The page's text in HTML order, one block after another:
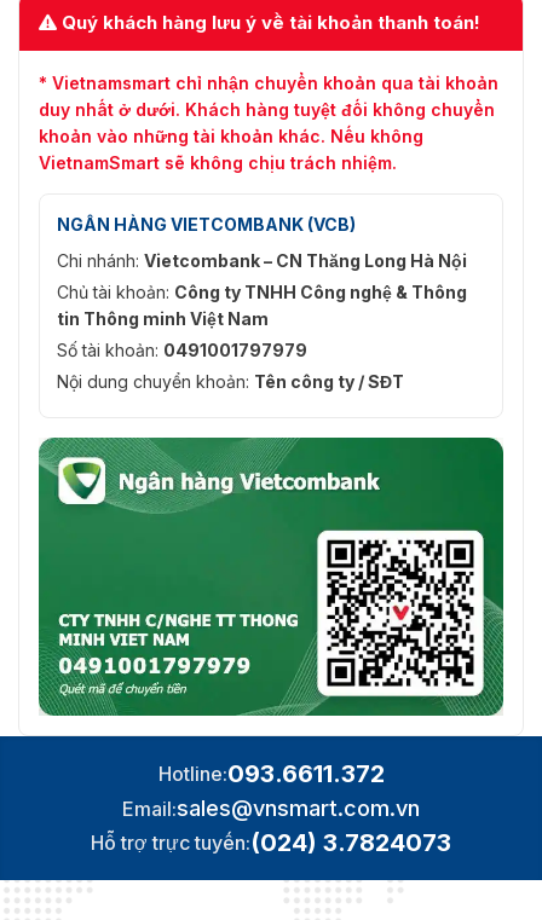
Quý khách hàng lưu ý về tài khoản thanh toán!
* Vietnamsmart chỉ nhận chuyển khoản qua tài khoản
duy nhất ở dưới. Khách hàng tuyệt đối không chuyển
khoản vào những tài khoản khác. Nếu không
VietnamSmart sẽ không chịu trách nhiệm.
NGÂN HÀNG VIETCOMBANK (VCB)
Chi nhánh: Vietcombank – CN Thăng Long Hà Nội
Chủ tài khoản: Công ty TNHH Công nghệ & Thông
tin Thông minh Việt Nam
Số tài khoản: 0491001797979
Nội dung chuyển khoản: Tên công ty / SĐT
Hotline:093.6611.372
Email:sales@vnsmart.com.vn
Hỗ trợ trực tuyến:(024) 3.7824073